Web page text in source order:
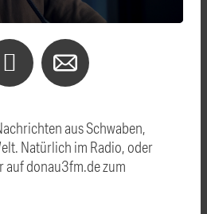
aus Schwaben,
Natürlich im Radio, oder
auf donau3fm.de zum